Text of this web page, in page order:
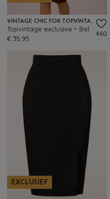
VINTAGE CHIC FOR TOPVINTAGE
€ 35,95
460
EXCLUSIEF